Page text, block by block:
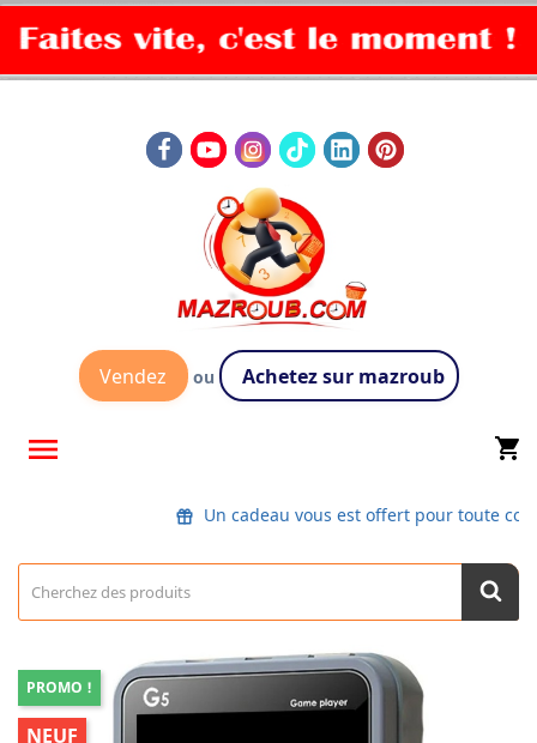
Vendez ou Achetez sur mazroub
 shopping_cart
Un cadeau vous est offert pour toute
PROMO !
NEUF